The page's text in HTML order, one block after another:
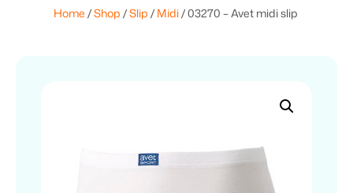
Home /Shop /Slip / Midi/ 03270 – Avet midi slip